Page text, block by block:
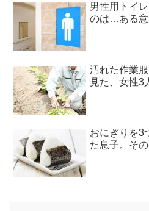
男性用トイ
のは…ある意
汚れた作業
見た、女性
おにぎりを3
た息子。そ